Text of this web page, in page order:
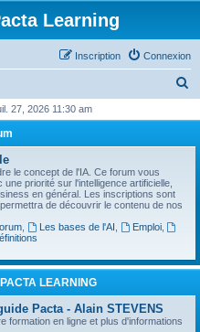
Learning
Connexion
Inscription
h
e
27, 2026 11:30 am
le concept de l'IA. Ce forum vous
priorité sur l'intelligence artificielle,
en général. Les inscriptions sont
de découvrir le contenu de nos
, Les bases de l'AI Emploi,
LEARNING
Pacta - Alain STEVENS
formation en ligne et plus d'informations